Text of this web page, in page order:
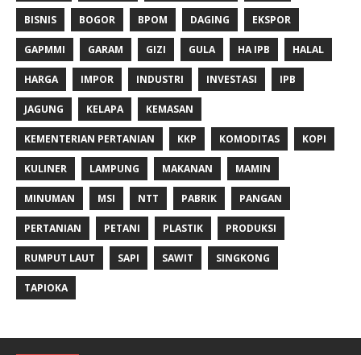
BISNIS BOGOR BPOM DAGING EKSPOR
GAPMMI GARAM GIZI GULA HA IPB HALAL
HARGA IMPOR INDUSTRI INVESTASI IPB
JAGUNG KELAPA KEMASAN
KEMENTERIAN PERTANIAN KKP KOMODITAS KOPI
KULINER LAMPUNG MAKANAN MAMIN
MINUMAN MSI NTT PABRIK PANGAN
PERTANIAN PETANI PLASTIK PRODUKSI
RUMPUT LAUT SAPI SAWIT SINGKONG
TAPIOKA